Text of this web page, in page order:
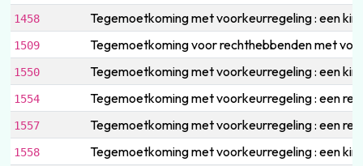
1458 Tegemoetkoming met voorkeurregeling : een
1509 Tegemoetkoming voor rechthebbenden met
1550 Tegemoetkoming met voorkeurregeling : een
1554 Tegemoetkoming met voorkeurregeling : een
1557 Tegemoetkoming met voorkeurregeling : een
1558 Tegemoetkoming met voorkeurregeling : een